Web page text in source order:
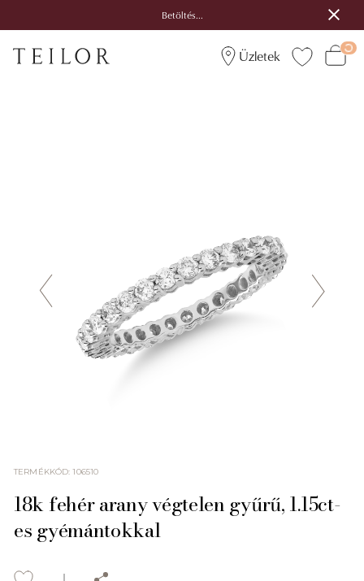
Betöltés...
Üzletek
TERMÉKKÓD:106510
18k fehér arany végtelen gyűrű, 1.15ct-
es gyémántokkal